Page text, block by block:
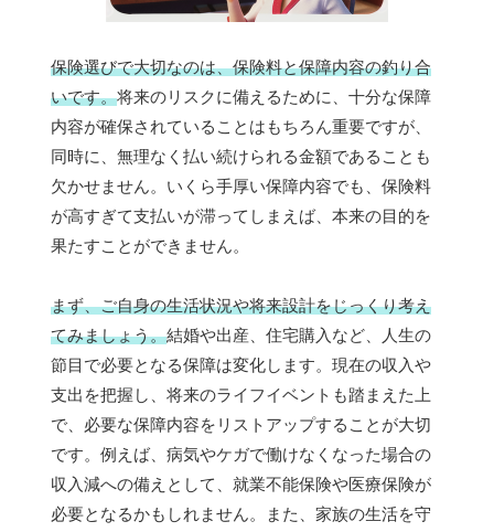
保険選びで大切なのは、保険料と保障内容の釣り合
いです。将来のリスクに備えるために、十分な保障
内容が確保されていることはもちろん重要ですが、
同時に、無理なく払い続けられる金額であることも
欠かせません。いくら手厚い保障内容でも、保険料
が高すぎて支払いが滞ってしまえば、本来の目的を
果たすことができません。
まず、ご自身の生活状況や将来設計をじっくり考え
てみましょう。結婚や出産、住宅購入など、人生の
節目で必要となる保障は変化します。現在の収入や
支出を把握し、将来のライフイベントも踏まえた上
で、必要な保障内容をリストアップすることが大切
です。例えば、病気やケガで働けなくなった場合の
収入減への備えとして、就業不能保険や医療保険が
必要となるかもしれません。また、家族の生活を守